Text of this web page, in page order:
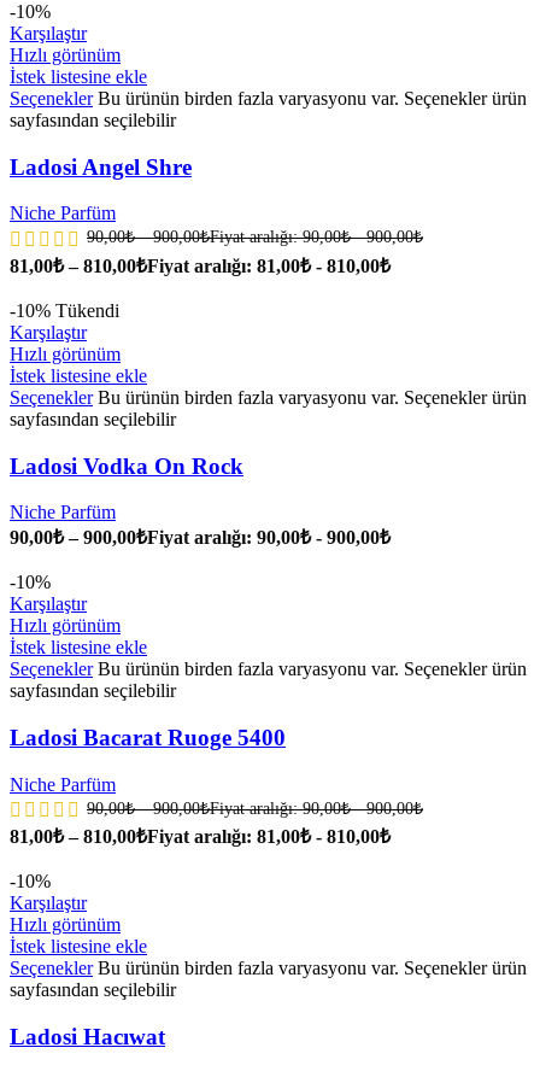
-10%
Karşılaştır
Hızlı görünüm
İstek listesine ekle
Seçenekler Bu ürünün birden fazla varyasyonu var. Seçenekler ürün
sayfasından seçilebilir
Ladosi Angel Shre
Niche Parfüm
90,00₺ –900,00₺Fiyat aralığı: 90,00₺ - 900,00₺
81,00₺ –810,00₺Fiyat aralığı: 81,00₺ - 810,00₺
-10% Tükendi
Karşılaştır
Hızlı görünüm
İstek listesine ekle
Seçenekler Bu ürünün birden fazla varyasyonu var. Seçenekler ürün
sayfasından seçilebilir
Ladosi Vodka On Rock
Niche Parfüm
90,00₺ –900,00₺Fiyat aralığı: 90,00₺ - 900,00₺
-10%
Karşılaştır
Hızlı görünüm
İstek listesine ekle
Seçenekler Bu ürünün birden fazla varyasyonu var. Seçenekler ürün
sayfasından seçilebilir
Ladosi Bacarat Ruoge 5400
Niche Parfüm
90,00₺ –900,00₺Fiyat aralığı: 90,00₺ - 900,00₺
81,00₺ –810,00₺Fiyat aralığı: 81,00₺ - 810,00₺
-10%
Karşılaştır
Hızlı görünüm
İstek listesine ekle
Seçenekler Bu ürünün birden fazla varyasyonu var. Seçenekler ürün
sayfasından seçilebilir
Ladosi Hacıwat